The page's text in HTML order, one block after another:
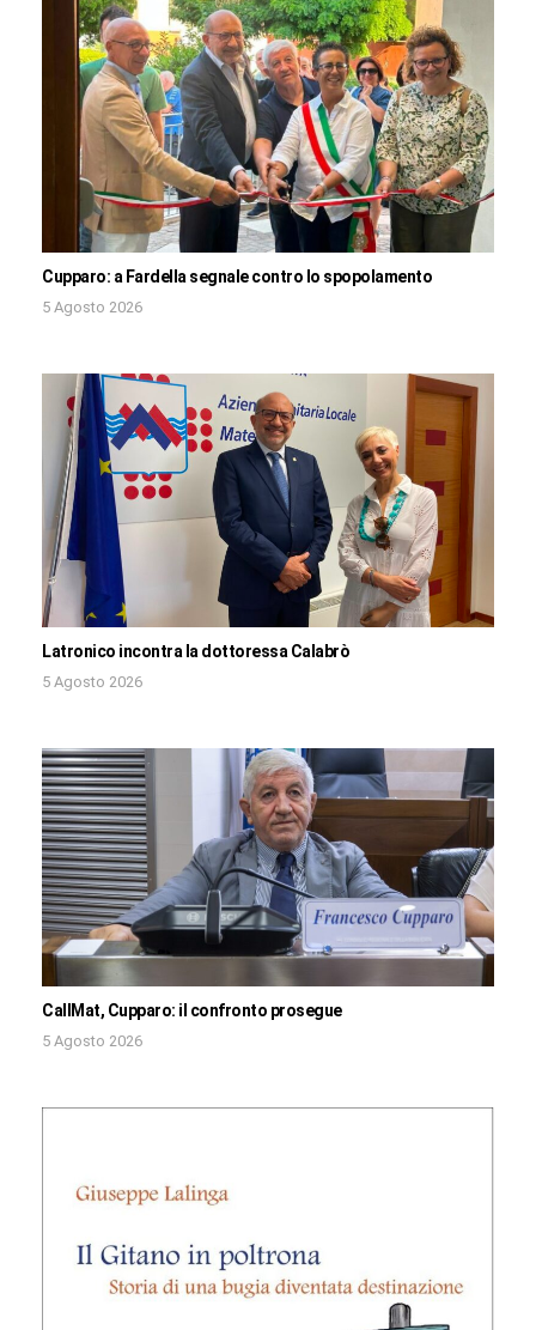
Cupparo: a Fardella segnale contro lo spopolamento
5 Agosto 2026
Latronico incontra la dottoressa Calabrò
5 Agosto 2026
CallMat, Cupparo: il confronto prosegue
5 Agosto 2026